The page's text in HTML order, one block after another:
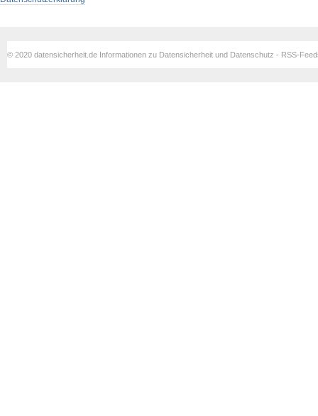
© 2020 datensicherheit.de Informationen zu Datensicherheit und Datenschutz - RSS-